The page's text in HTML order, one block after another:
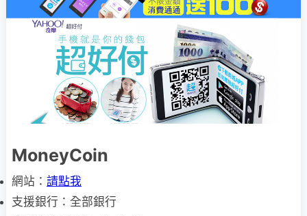
MoneyCoin
網站： 請點我
支援銀行：全部銀行